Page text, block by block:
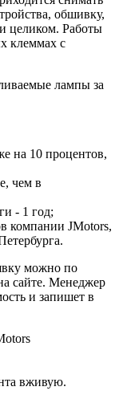
обшивку,
целиком. Работы
клеммах с
лампы за
на 10 процентов,
чем в
- 1 год;
компании JMotors,
можно по
сайте. Менеджер
и запишет в
вживую.